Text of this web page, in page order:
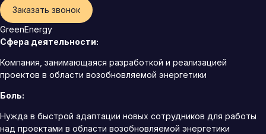
Заказать звонок
GreenEnergy
Сфера деятельности:
Компания, занимающаяся разработкой и реализацией
проектов в области возобновляемой энергетики
Боль:
Нужда в быстрой адаптации новых сотрудников для работы
над проектами в области возобновляемой энергетики